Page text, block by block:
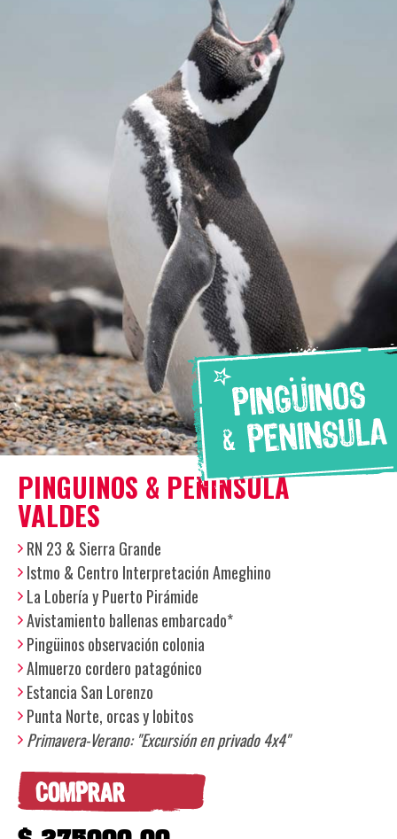
PINGUINOS & PENINSULA
VALDES
RN 23 & Sierra Grande
Istmo & Centro Interpretación Ameghino
La Lobería y Puerto Pirámide
Avistamiento ballenas embarcado*
Pingüinos observación colonia
Almuerzo cordero patagónico
Estancia San Lorenzo
Punta Norte, orcas y lobitos
Primavera-Verano: "Excursión en privado 4x4"
COMPRAR